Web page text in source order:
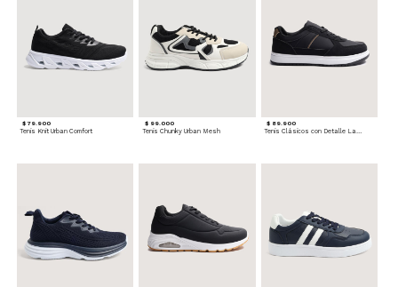
$ 79.900
Tenis Knit Urban Comfort
$ 99.000
Tenis Chunky Urban Mesh
$ 89.900
Tenis Clásicos con Detalle Lateral